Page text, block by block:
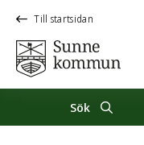
Till startsidan
Sök